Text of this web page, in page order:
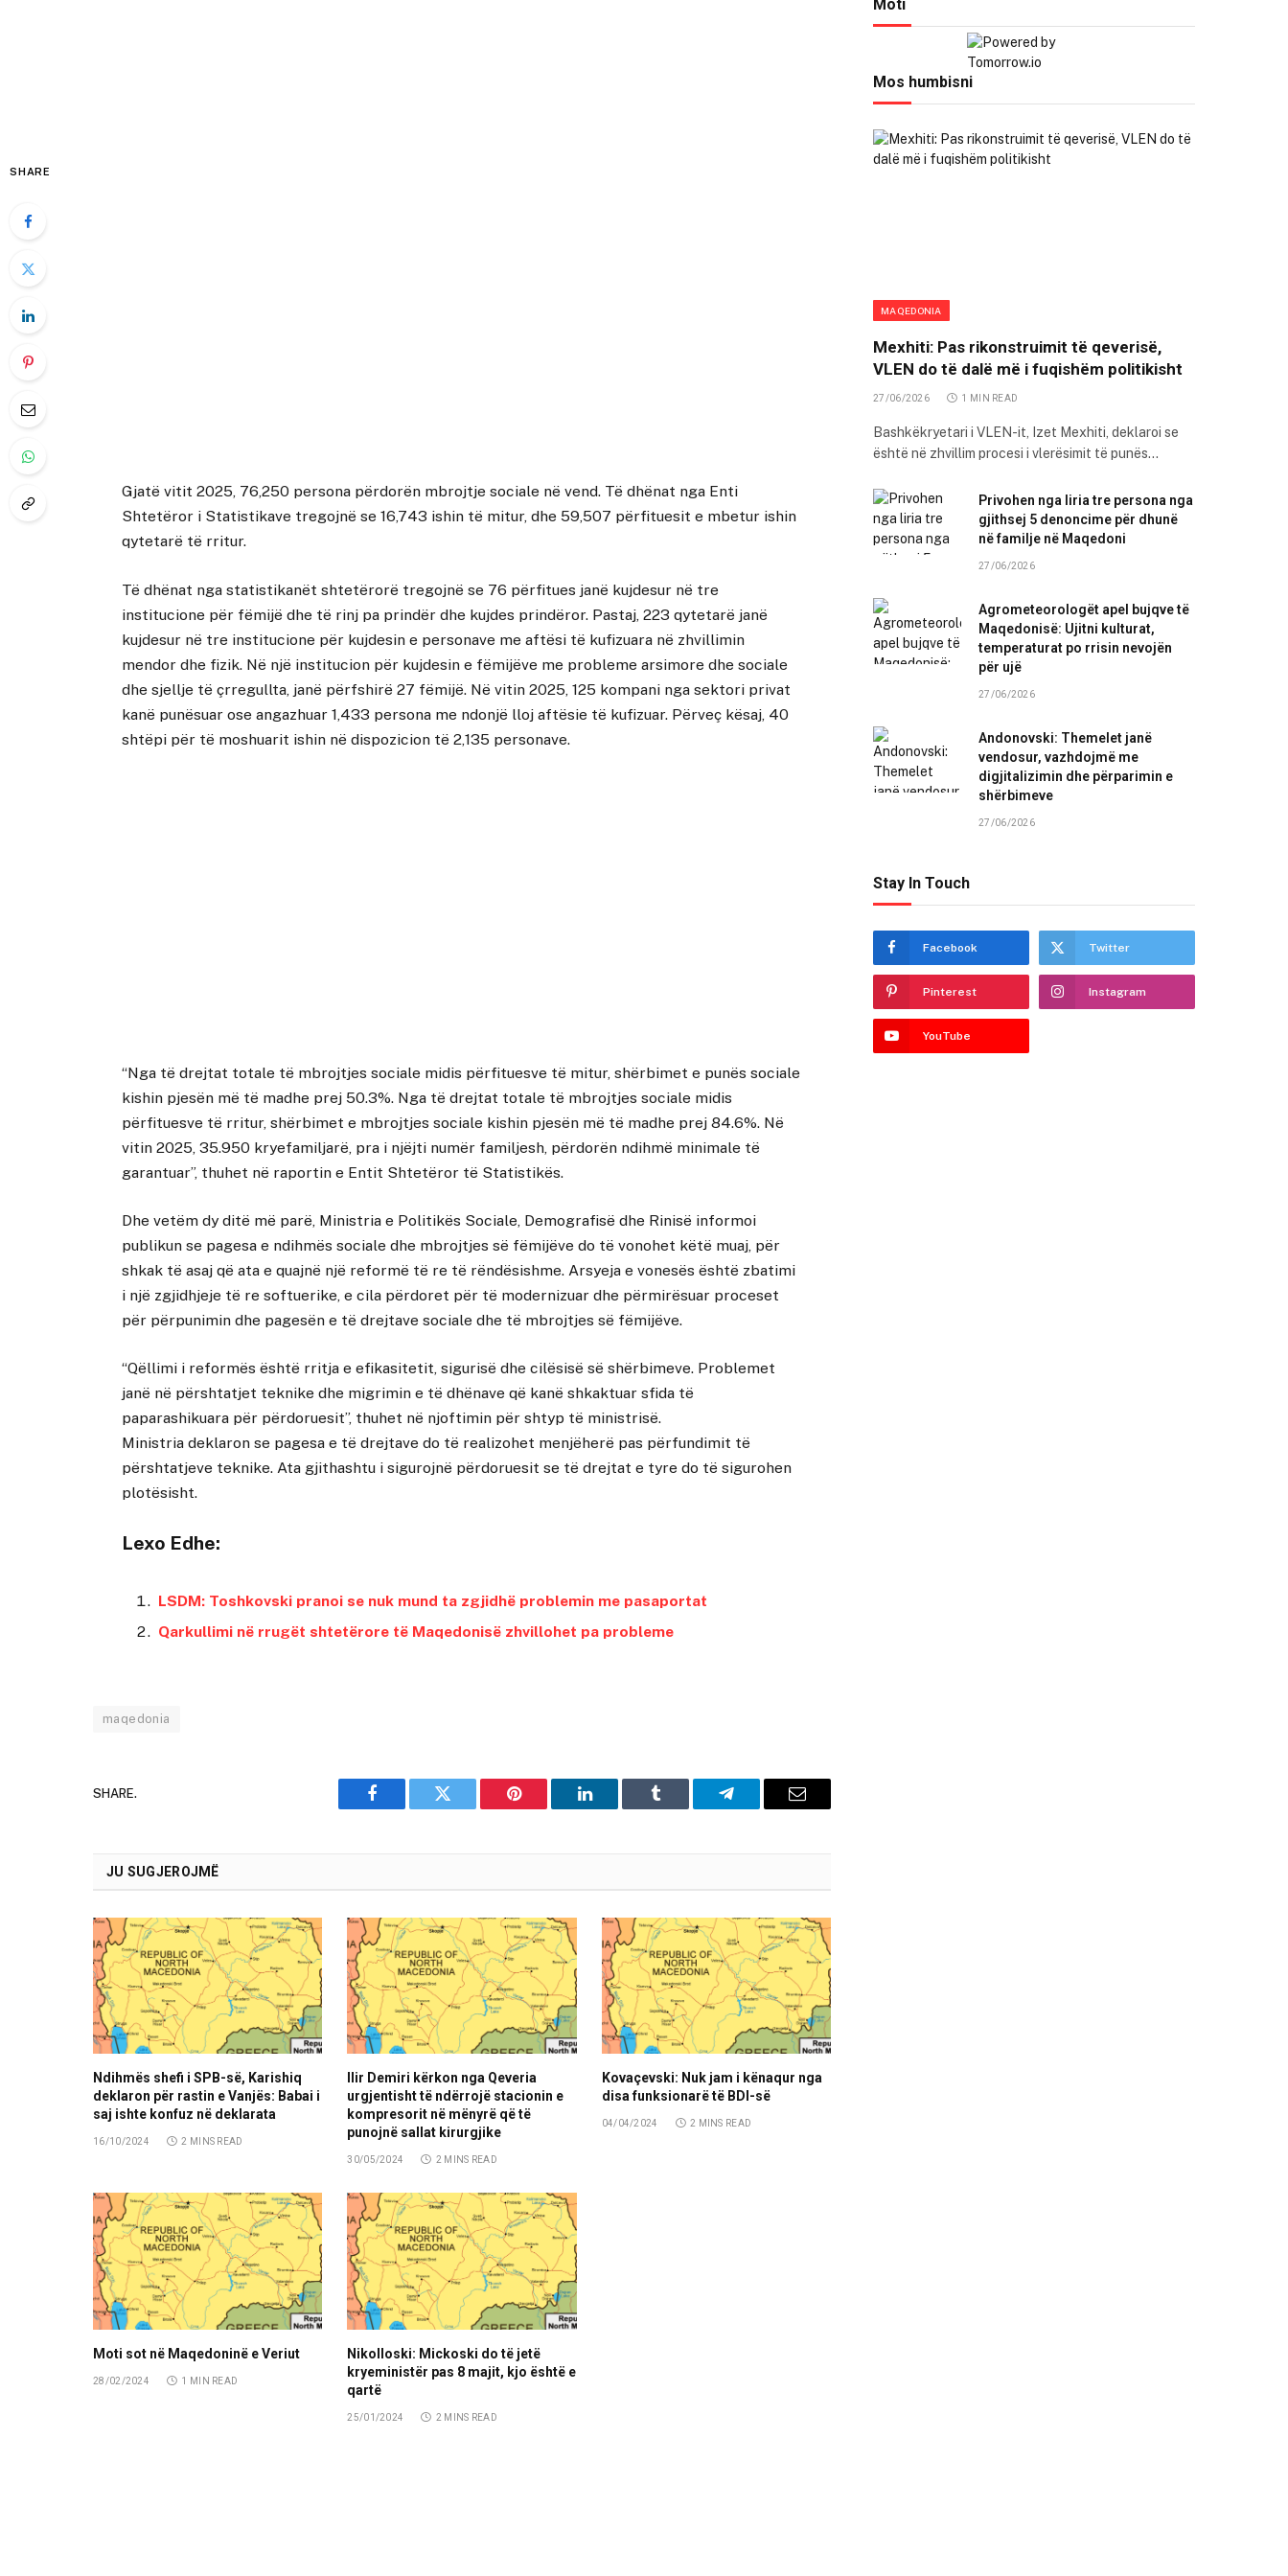
SHARE
Gjatë vitit 2025, 76,250 persona përdorën mbrojtje sociale në vend. Të dhënat nga Enti
Shtetëror i Statistikave tregojnë se 16,743 ishin të mitur, dhe 59,507 përfituesit e mbetur ishin
qytetarë të rritur.
Të dhënat nga statistikanët shtetërorë tregojnë se 76 përfitues janë kujdesur në tre
institucione për fëmijë dhe të rinj pa prindër dhe kujdes prindëror. Pastaj, 223 qytetarë janë
kujdesur në tre institucione për kujdesin e personave me aftësi të kufizuara në zhvillimin
mendor dhe fizik. Në një institucion për kujdesin e fëmijëve me probleme arsimore dhe sociale
dhe sjellje të çrregullta, janë përfshirë 27 fëmijë. Në vitin 2025, 125 kompani nga sektori privat
kanë punësuar ose angazhuar 1,433 persona me ndonjë lloj aftësie të kufizuar. Përveç kësaj, 40
shtëpi për të moshuarit ishin në dispozicion të 2,135 personave.
“Nga të drejtat totale të mbrojtjes sociale midis përfituesve të mitur, shërbimet e punës sociale
kishin pjesën më të madhe prej 50.3%. Nga të drejtat totale të mbrojtjes sociale midis
përfituesve të rritur, shërbimet e mbrojtjes sociale kishin pjesën më të madhe prej 84.6%. Në
vitin 2025, 35.950 kryefamiljarë, pra i njëjti numër familjesh, përdorën ndihmë minimale të
garantuar”, thuhet në raportin e Entit Shtetëror të Statistikës.
Dhe vetëm dy ditë më parë, Ministria e Politikës Sociale, Demografisë dhe Rinisë informoi
publikun se pagesa e ndihmës sociale dhe mbrojtjes së fëmijëve do të vonohet këtë muaj, për
shkak të asaj që ata e quajnë një reformë të re të rëndësishme. Arsyeja e vonesës është zbatimi
i një zgjidhjeje të re softuerike, e cila përdoret për të modernizuar dhe përmirësuar proceset
për përpunimin dhe pagesën e të drejtave sociale dhe të mbrojtjes së fëmijëve.
“Qëllimi i reformës është rritja e efikasitetit, sigurisë dhe cilësisë së shërbimeve. Problemet
janë në përshtatjet teknike dhe migrimin e të dhënave që kanë shkaktuar sfida të
paparashikuara për përdoruesit”, thuhet në njoftimin për shtyp të ministrisë.
Ministria deklaron se pagesa e të drejtave do të realizohet menjëherë pas përfundimit të
përshtatjeve teknike. Ata gjithashtu i sigurojnë përdoruesit se të drejtat e tyre do të sigurohen
plotësisht.
Lexo Edhe:
LSDM: Toshkovski pranoi se nuk mund ta zgjidhë problemin me pasaportat
Qarkullimi në rrugët shtetërore të Maqedonisë zhvillohet pa probleme
maqedonia
SHARE.
Facebook Twitter Pinterest LinkedIn Tumblr Telegram Email
JU SUGJEROJMË
Ndihmës shefi i SPB-së, Karishiq
deklaron për rastin e Vanjës: Babai i
saj ishte konfuz në deklarata
16/10/2024 2 MINS READ
Ilir Demiri kërkon nga Qeveria
urgjentisht të ndërrojë stacionin e
kompresorit në mënyrë që të
punojnë sallat kirurgjike
30/05/2024 2 MINS READ
Kovaçevski: Nuk jam i kënaqur nga
disa funksionarë të BDI-së
04/04/2024 2 MINS READ
Moti sot në Maqedoninë e Veriut
28/02/2024 1 MIN READ
Nikolloski: Mickoski do të jetë
kryeministër pas 8 majit, kjo është e
qartë
25/01/2024 2 MINS READ
Moti
Mos humbisni
MAQEDONIA
Mexhiti: Pas rikonstruimit të qeverisë,
VLEN do të dalë më i fuqishëm politikisht
27/06/2026 1 MIN READ
Bashkëkryetari i VLEN-it, Izet Mexhiti, deklaroi se
është në zhvillim procesi i vlerësimit të punës…
Privohen nga liria tre persona nga
gjithsej 5 denoncime për dhunë
në familje në Maqedoni
27/06/2026
Agrometeorologët apel bujqve të
Maqedonisë: Ujitni kulturat,
temperaturat po rrisin nevojën
për ujë
27/06/2026
Andonovski: Themelet janë
vendosur, vazhdojmë me
digjitalizimin dhe përparimin e
shërbimeve
27/06/2026
Stay In Touch
Facebook Twitter
Pinterest Instagram
YouTube